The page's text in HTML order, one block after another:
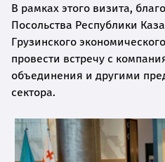
В рамках этого визита,
Посольства Республики
Грузинского
провести встречу с
объединения и другими
сектора.